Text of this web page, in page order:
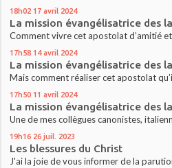
18h02 17 avril 2024
La mission évangélisatrice des
Comment vivre cet apostolat d’amitié et
17h58 14 avril 2024
La mission évangélisatrice des
Mais comment réaliser cet apostolat
17h50 11 avril 2024
La mission évangélisatrice des
Une de mes collègues canonistes,
19h16 26 juil. 2023
Les blessures du Christ
J'ai la joie de vous informer de la